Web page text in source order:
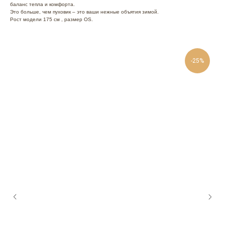
баланс тепла и комфорта.
Это больше, чем пуховик – это ваши нежные объятия зимой.
Рост модели 175 см , размер OS.
-25%